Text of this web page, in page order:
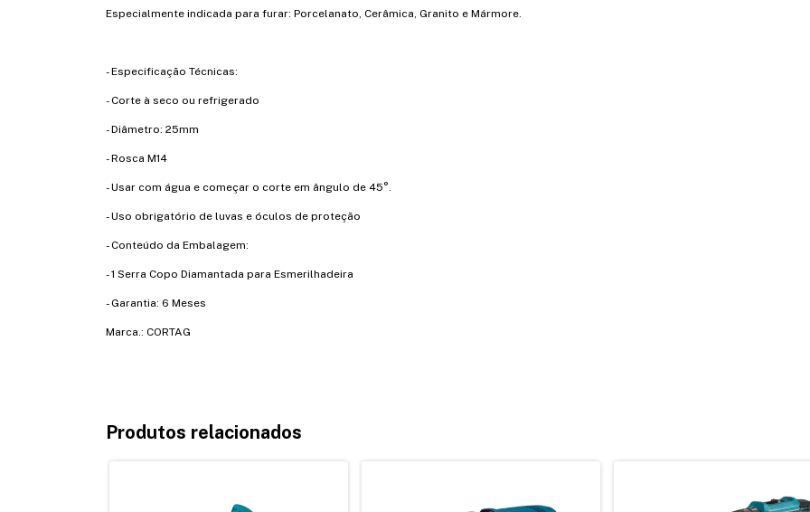
Especialmente indicada para furar: Porcelanato, Cerâmica, Granito e Mármore.
- Especificação Técnicas:
- Corte à seco ou refrigerado
- Diâmetro: 25mm
- Rosca M14
- Usar com água e começar o corte em ângulo de 45°.
- Uso obrigatório de luvas e óculos de proteção
- Conteúdo da Embalagem:
- 1 Serra Copo Diamantada para Esmerilhadeira
- Garantia: 6 Meses
Marca.: CORTAG
Produtos relacionados